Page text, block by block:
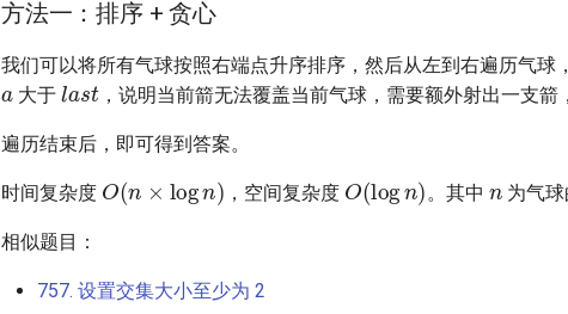
方法一：排序 + 贪心
我们可以将所有气球按照右端点升序排序，然后从左到右遍历气球
a
大于
last
，说明当前箭无法覆盖当前气球，需要额外射出一支箭
遍历结束后，即可得到答案。
时间复杂度
O ( log )
，空间复杂度
O (log n
。其中 为气球
相似题目：
757. 设置交集大小至少为 2